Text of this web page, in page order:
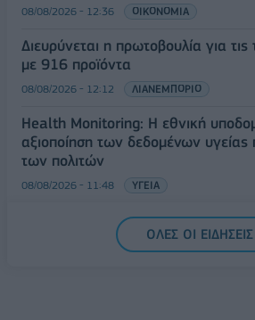
08/08/2026 - 12:36 ΟΙΚΟΝΟΜΙΑ
Διευρύνεται η πρωτοβουλία για τις
με 916 προϊόντα
08/08/2026 - 12:12 ΛΙΑΝΕΜΠΟΡΙΟ
Health Monitoring: Η εθνική
αξιοποίηση των δεδομένων
των πολιτών
08/08/2026 - 11:48 ΥΓΕΙΑ
Ελληνική Αναπτυξιακή Τράπεζα: Με
ευρώ ανοίγει δρόμο για δάνεια έως
ΟΛΕΣ ΟΙ ΕΙΔΗΣΕΙΣ